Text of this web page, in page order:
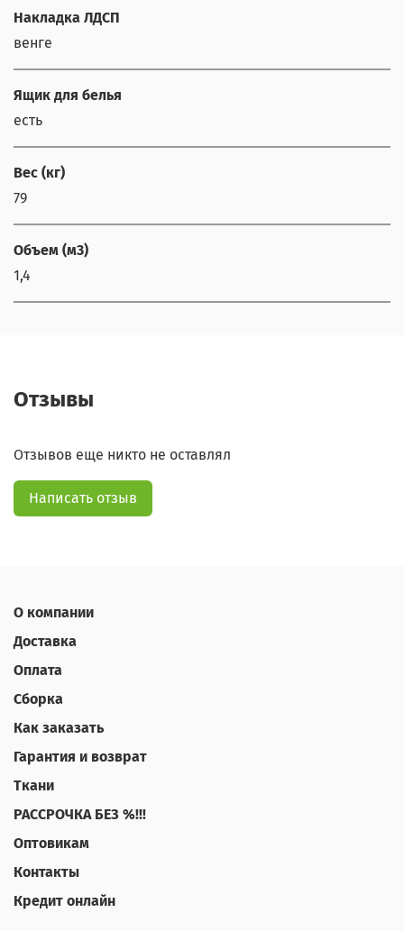
Накладка ЛДСП
венге
Ящик для белья
есть
Вес (кг)
79
Объем (м3)
1,4
Отзывы
Отзывов еще никто не оставлял
Написать отзыв
О компании
Доставка
Оплата
Сборка
Как заказать
Гарантия и возврат
Ткани
РАССРОЧКА БЕЗ %!!!
Оптовикам
Контакты
Кредит онлайн